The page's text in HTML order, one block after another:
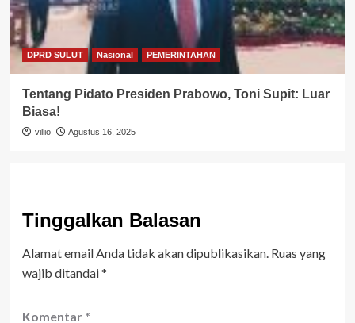
DPRD SULUT Nasional PEMERINTAHAN
Tentang Pidato Presiden Prabowo, Toni Supit: Luar
Biasa!
villio Agustus 16, 2025
Tinggalkan Balasan
Alamat email Anda tidak akan dipublikasikan. Ruas yang
wajib ditandai*
Komentar *